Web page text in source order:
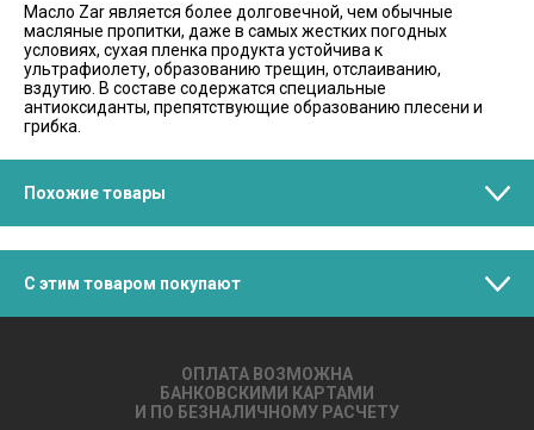
Масло Zar является более долговечной, чем обычные
масляные пропитки, даже в самых жестких погодных
условиях, сухая пленка продукта устойчива к
ультрафиолету, образованию трещин, отслаиванию,
вздутию. В составе содержатся специальные
антиоксиданты, препятствующие образованию плесени и
грибка.
Похожие товары
С этим товаром покупают
ОПЛАТА ВОЗМОЖНА
БАНКОВСКИМИ КАРТАМИ
И ПО БЕЗНАЛИЧНОМУ РАСЧЕТУ